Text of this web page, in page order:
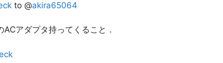
to @akira65064
アダプタ持ってくること．